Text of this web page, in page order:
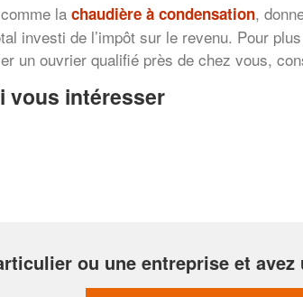
la chaudière à condensation,
investi de l’impôt sur le revenu. Pour
un ouvrier qualifié près de chez vous,
vous intéresser
ou une entreprise et